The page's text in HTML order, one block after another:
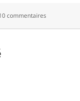
commentaires